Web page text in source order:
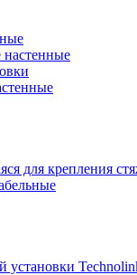
настенные
для крепления
установки